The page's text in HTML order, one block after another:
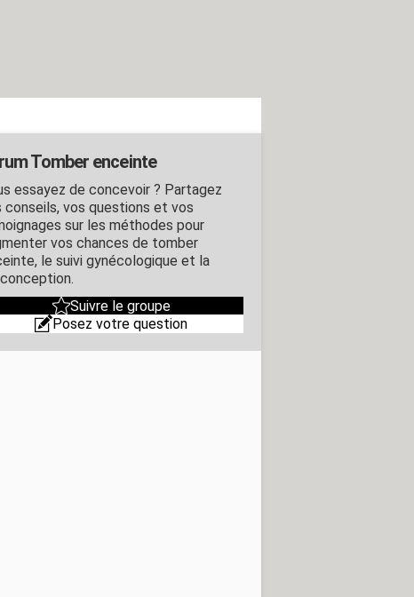
Tomber enceinte
essayez de concevoir ? Partagez
conseils, vos questions et vos
sur les méthodes pour
vos chances de tomber
le suivi gynécologique et la
Suivre le groupe
Posez votre question